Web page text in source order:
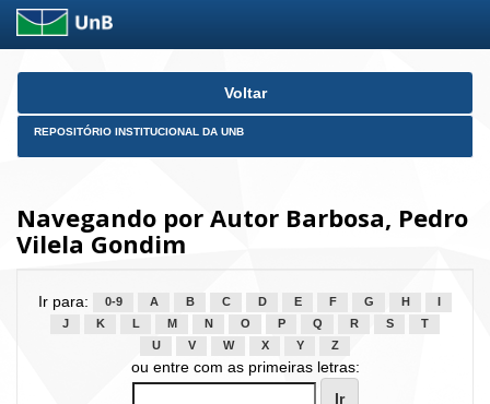
Skip
Voltar
REPOSITÓRIO INSTITUCIONAL DA UNB
Navegando por Autor Barbosa, Pedro
Vilela Gondim
Ir para: 0-9 A B C D E F G H
J
K L M N O P Q R S
T
U
V W X Y Z
ou entre com as primeiras letras: